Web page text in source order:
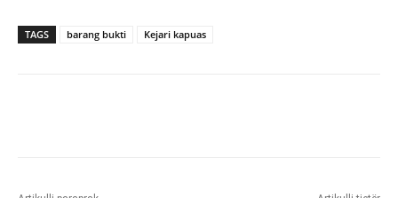
TAGS barang bukti Kejari kapuas